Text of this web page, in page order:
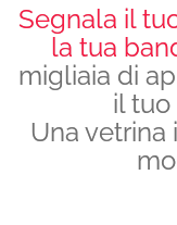
Segnala il
la tua
migliaia di
il
Una